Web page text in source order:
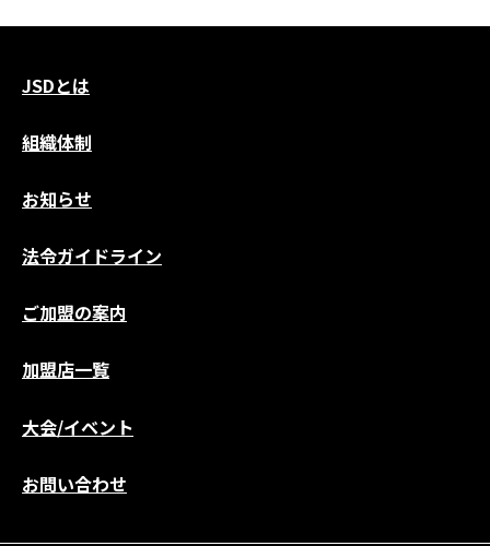
JSDとは
組織体制
お知らせ
法令ガイドライン
ご加盟の案内
加盟店一覧
大会/イベント
お問い合わせ